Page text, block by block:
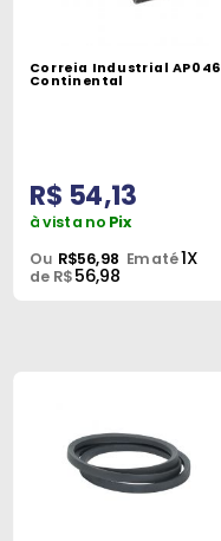
Correia Industrial AP046
Continental
R$ 54,13
à vista no Pix
Ou R$56,98 Em até1X
de R$56,98